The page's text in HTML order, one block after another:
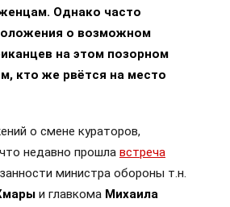
Однако часто
о возможном
на этом позорном
кто же рвётся на место
о смене кураторов,
недавно прошла встреча
министра обороны т.н.
и главкома Михаила